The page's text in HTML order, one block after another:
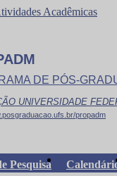
Acadêmicas
DE PÓS-
UNIVERSIDADE
propadm
Pesquisa